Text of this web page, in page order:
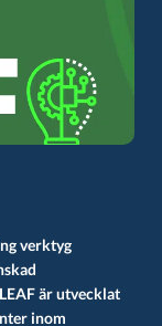
verktyg
är utvecklat
inom